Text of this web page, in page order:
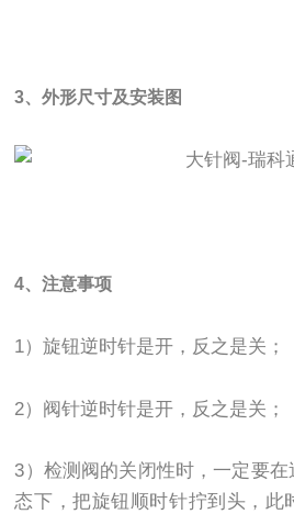
3、外形尺寸及安装图
4、注意事项
1）旋钮逆时针是开，反之是关；
2）阀针逆时针是开，反之是关；
3）检测阀的关闭性时，一定要
态下，把旋钮顺时针拧到头，此